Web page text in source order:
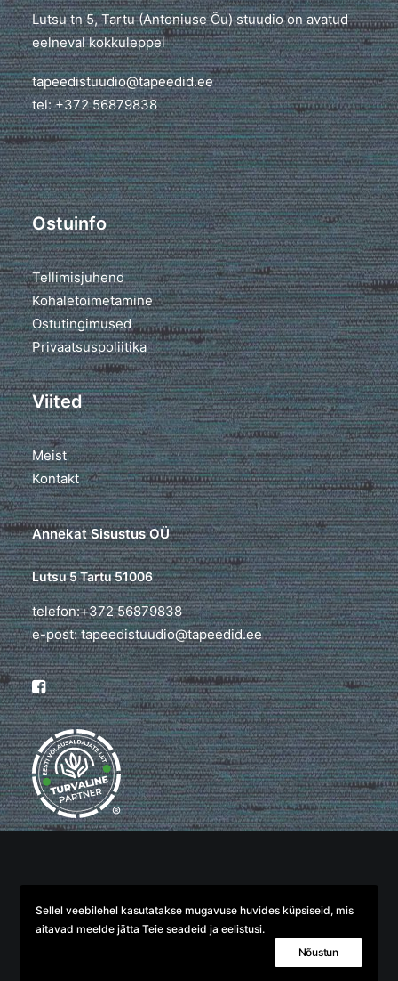
Lutsu tn 5, Tartu (Antoniuse Õu) stuudio on avatud
eelneval kokkuleppel
tapeedistuudio@tapeedid.ee
tel: +372 56879838
Ostuinfo
Tellimisjuhend
Kohaletoimetamine
Ostutingimused
Privaatsuspoliitika
Viited
Meist
Kontakt
Annekat Sisustus OÜ
Lutsu 5 Tartu 51006
telefon:+372 56879838
e-post: tapeedistuudio@tapeedid.ee
®
Sellel veebilehel kasutatakse mugavuse huvides küpsiseid, mis
aitavad meelde jätta Teie seadeid ja eelistusi.
Nõustun